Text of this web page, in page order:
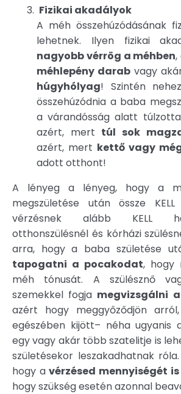
Fizikai akadályok
A méh összehúzódásának
lehetnek. Ilyen fizikai
nagyobb vérrög a méhben
méhlepény darabvagy
húgyhólyag! Szintén
összehúzódnia a baba
a várandósság alatt
azért, mert túl sok
azért, mert kettő vagy
adott otthont!
A lényeg a lényeg, hogy a
megszületése után össze
vérzésnek alább KELL
otthonszülésnél és kórházi
arra, hogy a baba születése
tapogatni a pocakodat, hogy
méh tónusát. A szülésznő
szemekkel fogja megvizsgálni
azért hogy meggyőződjön
egészében kijött– néha ugyanis
egy vagy akár több szatelitje is
születésekor leszakadhatnak
hogy avérzésed mennyiségét
hogy szükség esetén azonnal